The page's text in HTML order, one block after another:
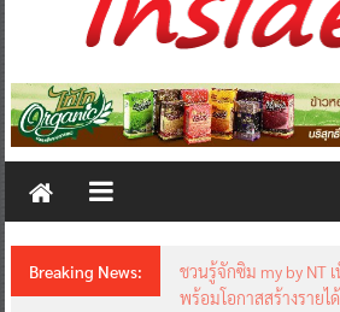
Thailand
New
Breaking News:
ชวนรู้จักซิม my by NT
พร้อมโอกาสสร้างรายไ